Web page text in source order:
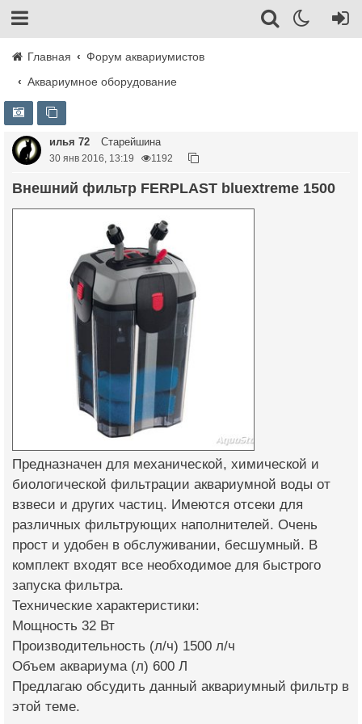
Главная
Форум аквариумистов
Аквариумное оборудование
илья 72 Старейшина
30 янв 2016, 13:19 1192
Внешний фильтр FERPLAST bluextreme 1500
Предназначен для механической, химической и
биологической фильтрации аквариумной воды от
взвеси и других частиц. Имеются отсеки для
различных фильтрующих наполнителей. Очень
прост и удобен в обслуживании, бесшумный. В
комплект входят все необходимое для быстрого
запуска фильтра.
Технические характеристики:
Мощность 32 Вт
Производительность (л/ч) 1500 л/ч
Объем аквариума (л) 600 Л
Предлагаю обсудить данный аквариумный фильтр в
этой теме.